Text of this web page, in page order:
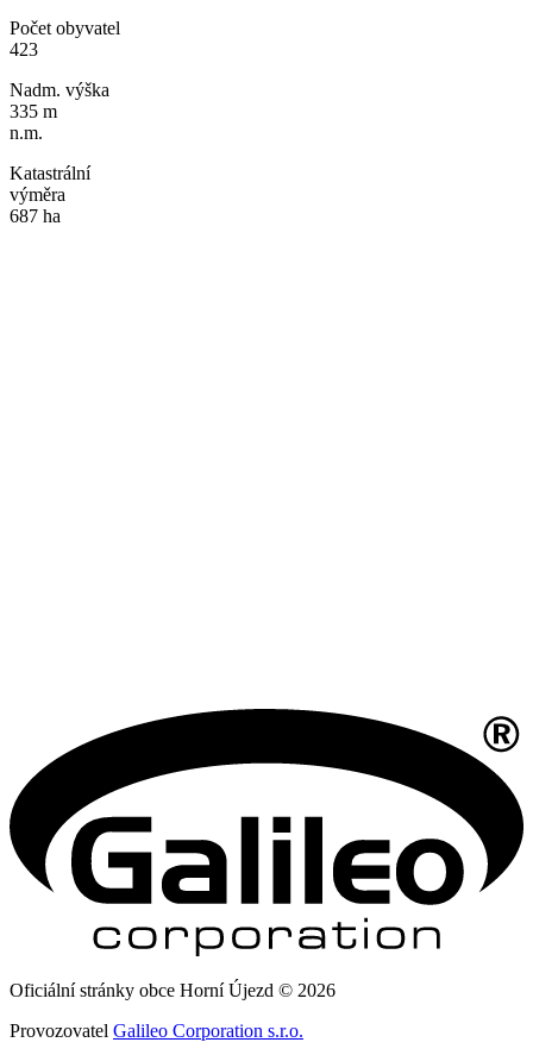
Počet obyvatel
423
Nadm. výška
335 m
n.m.
Katastrální
výměra
687 ha
Oficiální stránky obce Horní Újezd © 2026
Provozovatel Galileo Corporation s.r.o.